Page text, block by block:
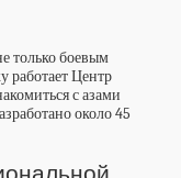
только боевым
работает Центр
с азами
около 45